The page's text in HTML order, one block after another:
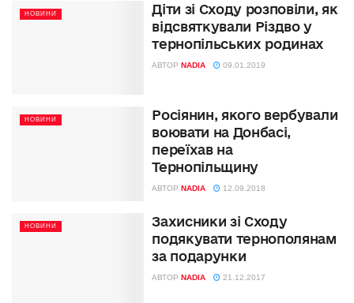
НОВИНИ
Діти зі Сходу розповіли, як
відсвяткували Різдво у
тернопільських родинах
АВТОР NADIA 09.01.2019
НОВИНИ
Росіянин, якого вербували
воювати на Донбасі,
переїхав на
Тернопільщину
АВТОР NADIA 12.09.2018
НОВИНИ
Захисники зі Сходу
подякувати тернополянам
за подарунки
АВТОР NADIA 21.12.2017